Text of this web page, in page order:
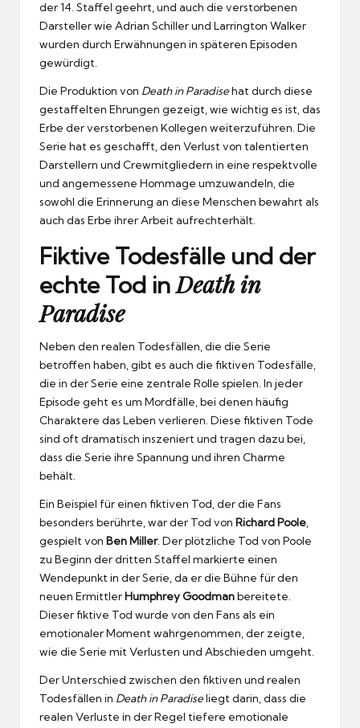
der 14. Staffel geehrt, und auch die verstorbenen
Darsteller wie Adrian Schiller und Larrington Walker
wurden durch Erwähnungen in späteren Episoden
gewürdigt.
Die Produktion von Death in Paradisehat durch diese
gestaffelten Ehrungen gezeigt, wie wichtig es ist, das
Erbe der verstorbenen Kollegen weiterzuführen. Die
Serie hat es geschafft, den Verlust von talentierten
Darstellern und Crewmitgliedern in eine respektvolle
und angemessene Hommage umzuwandeln, die
sowohl die Erinnerung an diese Menschen bewahrt als
auch das Erbe ihrer Arbeit aufrechterhält.
Fiktive Todesfälle und der
echte Tod inDeath in
Paradise
Neben den realen Todesfällen, die die Serie
betroffen haben, gibt es auch die fiktiven Todesfälle,
die in der Serie eine zentrale Rolle spielen. In jeder
Episode geht es um Mordfälle, bei denen häufig
Charaktere das Leben verlieren. Diese fiktiven Tode
sind oft dramatisch inszeniert und tragen dazu bei,
dass die Serie ihre Spannung und ihren Charme
behält.
Ein Beispiel für einen fiktiven Tod, der die Fans
besonders berührte, war der Tod von Richard Poole,
gespielt von Ben Miller. Der plötzliche Tod von Poole
zu Beginn der dritten Staffel markierte einen
Wendepunkt in der Serie, da er die Bühne für den
neuen Ermittler Humphrey Goodmanbereitete.
Dieser fiktive Tod wurde von den Fans als ein
emotionaler Moment wahrgenommen, der zeigte,
wie die Serie mit Verlusten und Abschieden umgeht.
Der Unterschied zwischen den fiktiven und realen
Todesfällen in Death in Paradiseliegt darin, dass die
realen Verluste in der Regel tiefere emotionale